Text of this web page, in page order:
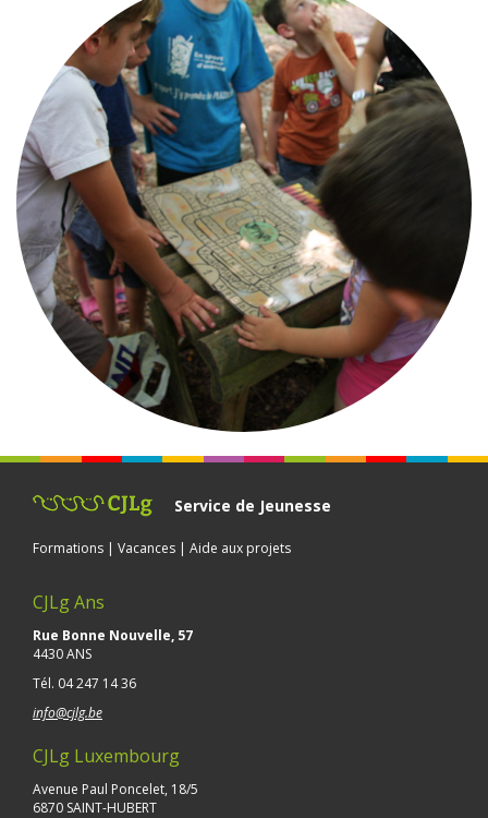
Service de Jeunesse
Formations | Vacances | Aide aux projets
CJLg Ans
Rue Bonne Nouvelle, 57
4430 ANS
Tél. 04 247 14 36
info@cjlg.be
CJLg Luxembourg
Avenue Paul Poncelet, 18/5
6870 SAINT-HUBERT